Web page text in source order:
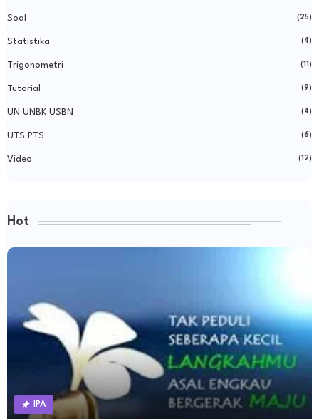
Soal (25)
Statistika (4)
Trigonometri (11)
Tutorial (9)
UN UNBK USBN (4)
UTS PTS (6)
Video (12)
Hot
IPA